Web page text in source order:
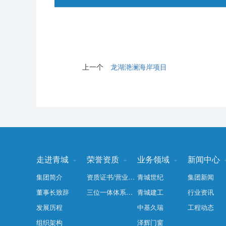
上一个 龙湖滟澜海岸项目
走进青城 
集团简介
董事长致辞
发展历程
组织架构
荣誉资质 
资质证书/营业执照/安全生产许可证
三位一体体系认证
业务领域 
青城世纪
青城建工
中基久瑞
泽辉门窗
新闻中心
集团新闻
行业资讯
工程动态